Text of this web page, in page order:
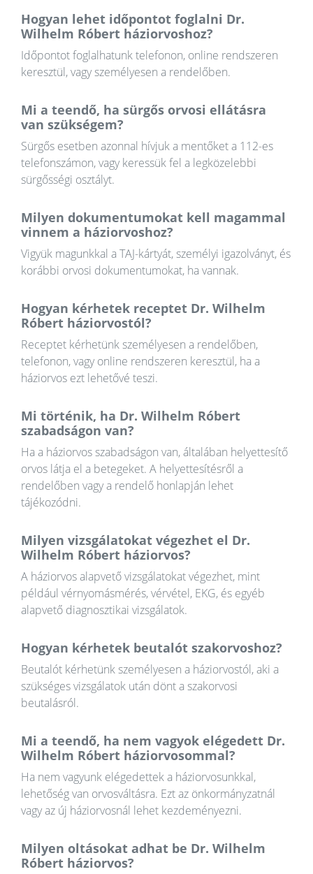
Hogyan lehet időpontot foglalni Dr.
Wilhelm Róbert háziorvoshoz?
Időpontot foglalhatunk telefonon, online rendszeren
keresztül, vagy személyesen a rendelőben.
Mi a teendő, ha sürgős orvosi ellátásra
van szükségem?
Sürgős esetben azonnal hívjuk a mentőket a 112-es
telefonszámon, vagy keressük fel a legközelebbi
sürgősségi osztályt.
Milyen dokumentumokat kell magammal
vinnem a háziorvoshoz?
Vigyük magunkkal a TAJ-kártyát, személyi igazolványt, és
korábbi orvosi dokumentumokat, ha vannak.
Hogyan kérhetek receptet Dr. Wilhelm
Róbert háziorvostól?
Receptet kérhetünk személyesen a rendelőben,
telefonon, vagy online rendszeren keresztül, ha a
háziorvos ezt lehetővé teszi.
Mi történik, ha Dr. Wilhelm Róbert
szabadságon van?
Ha a háziorvos szabadságon van, általában helyettesítő
orvos látja el a betegeket. A helyettesítésről a
rendelőben vagy a rendelő honlapján lehet
tájékozódni.
Milyen vizsgálatokat végezhet el Dr.
Wilhelm Róbert háziorvos?
A háziorvos alapvető vizsgálatokat végezhet, mint
például vérnyomásmérés, vérvétel, EKG, és egyéb
alapvető diagnosztikai vizsgálatok.
Hogyan kérhetek beutalót szakorvoshoz?
Beutalót kérhetünk személyesen a háziorvostól, aki a
szükséges vizsgálatok után dönt a szakorvosi
beutalásról.
Mi a teendő, ha nem vagyok elégedett Dr.
Wilhelm Róbert háziorvosommal?
Ha nem vagyunk elégedettek a háziorvosunkkal,
lehetőség van orvosváltásra. Ezt az önkormányzatnál
vagy az új háziorvosnál lehet kezdeményezni.
Milyen oltásokat adhat be Dr. Wilhelm
Róbert háziorvos?